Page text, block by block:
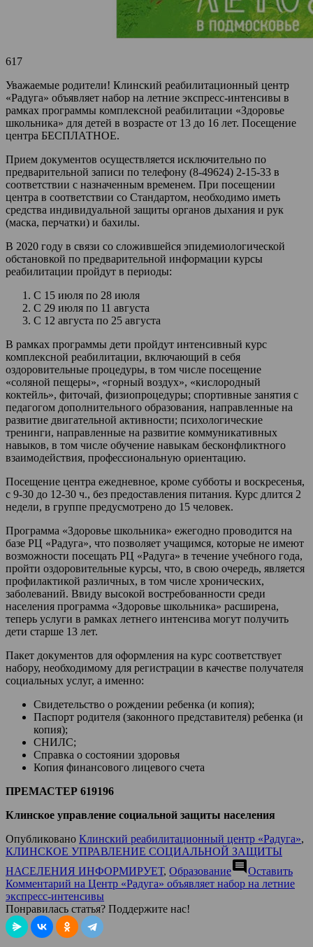
617
Уважаемые родители! Клинский реабилитационный центр
«Радуга» объявляет набор на летние экспресс-интенсивы в
рамках программы комплексной реабилитации «Здоровье
школьника» для детей в возрасте от 13 до 16 лет. Посещение
центра БЕСПЛАТНОЕ.
Прием документов осуществляется исключительно по
предварительной записи по телефону (8-49624) 2-15-33 в
соответствии с назначенным временем. При посещении
центра в соответствии со Стандартом, необходимо иметь
средства индивидуальной защиты органов дыхания и рук
(маска, перчатки) и бахилы.
В 2020 году в связи со сложившейся эпидемиологической
обстановкой по предварительной информации курсы
реабилитации пройдут в периоды:
С 15 июля по 28 июля
С 29 июля по 11 августа
С 12 августа по 25 августа
В рамках программы дети пройдут интенсивный курс
комплексной реабилитации, включающий в себя
оздоровительные процедуры, в том числе посещение
«соляной пещеры», «горный воздух», «кислородный
коктейль», фиточай, физиопроцедуры; спортивные занятия с
педагогом дополнительного образования, направленные на
развитие двигательной активности; психологические
тренинги, направленные на развитие коммуникативных
навыков, в том числе обучение навыкам бесконфликтного
взаимодействия, профессиональную ориентацию.
Посещение центра ежедневное, кроме субботы и воскресенья,
с 9-30 до 12-30 ч., без предоставления питания. Курс длится 2
недели, в группе предусмотрено до 15 человек.
Программа «Здоровье школьника» ежегодно проводится на
базе РЦ «Радуга», что позволяет учащимся, которые не имеют
возможности посещать РЦ «Радуга» в течение учебного года,
пройти оздоровительные курсы, что, в свою очередь, является
профилактикой различных, в том числе хронических,
заболеваний. Ввиду высокой востребованности среди
населения программа «Здоровье школьника» расширена,
теперь услуги в рамках летнего интенсива могут получить
дети старше 13 лет.
Пакет документов для оформления на курс соответствует
набору, необходимому для регистрации в качестве получателя
социальных услуг, а именно:
Свидетельство о рождении ребенка (и копия);
Паспорт родителя (законного представителя) ребенка (и
копия);
СНИЛС;
Справка о состоянии здоровья
Копия финансового лицевого счета
ПРЕМАСТЕР 619196
Клинское управление социальной защиты населения
Опубликовано Клинский реабилитационный центр «Радуга»,
КЛИНСКОЕ УПРАВЛЕНИЕ СОЦИАЛЬНОЙ ЗАЩИТЫ
НАСЕЛЕНИЯ ИНФОРМИРУЕТ, Образованиеcomment Оставить
Комментарий на Центр «Радуга» объявляет набор на летние
экспресс-интенсивы
Понравилась статья? Поддержите нас!